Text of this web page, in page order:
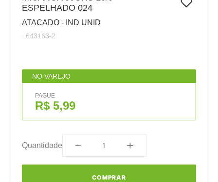
ESPELHADO 024
ATACADO - IND UNID
: 643163-2
NO VAREJO
PAGUE
R$ 5,99
Quantidade
COMPRAR
pincel
cola
barbante